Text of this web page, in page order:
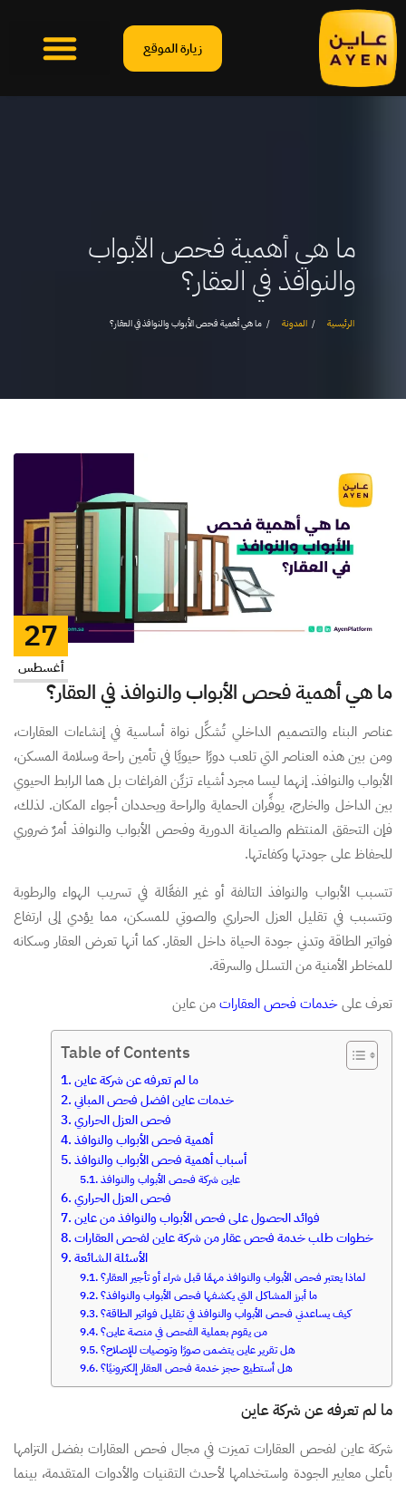
زيارة الموقع
ما هي أهمية فحص الأبواب
والنوافذ في العقار؟
الرئيسية المدونة ما هي أهمية فحص الأبواب والنوافذ في العقار؟
ما هي أهمية فحص الأبواب والنوافذ في العقار؟
عناصر البناء والتصميم الداخلي تُشكِّل نواة أساسية في إنشاءات العقارات،
ومن بين هذه العناصر التي تلعب دورًا حيويًا في تأمين راحة وسلامة المسكن،
الأبواب والنوافذ. إنهما ليسا مجرد أشياء تزيِّن الفراغات بل هما الرابط الحيوي
بين الداخل والخارج، يوفِّران الحماية والراحة ويحددان أجواء المكان. لذلك،
فإن التحقق المنتظم والصيانة الدورية وفحص الأبواب والنوافذ أمرٌ ضروري
للحفاظ على جودتها وكفاءتها.
تتسبب الأبواب والنوافذ التالفة أو غير الفعَّالة في تسريب الهواء والرطوبة
وتتسبب في تقليل العزل الحراري والصوتي للمسكن، مما يؤدي إلى ارتفاع
فواتير الطاقة وتدني جودة الحياة داخل العقار. كما أنها تعرض العقار وسكانه
للمخاطر الأمنية من التسلل والسرقة.
تعرف علىخدمات فحص العقاراتمن عاين
Table of Contents
ما لم تعرفه عن شركة عاين
خدمات عاين افضل فحص المباني
فحص العزل الحراري
أهمية فحص الأبواب والنوافذ
أسباب أهمية فحص الأبواب والنوافذ
عاين شركة فحص الأبواب والنوافذ
فحص العزل الحراري
فوائد الحصول على فحص الأبواب والنوافذ من عاين
خطوات طلب خدمة فحص عقار من شركة عاين لفحص العقارات
الأسئلة الشائعة
لماذا يعتبر فحص الأبواب والنوافذ مهمًا قبل شراء أو تأجير العقار؟
ما أبرز المشاكل التي يكشفها فحص الأبواب والنوافذ؟
كيف يساعدني فحص الأبواب والنوافذ في تقليل فواتير الطاقة؟
من يقوم بعملية الفحص في منصة عاين؟
هل تقرير عاين يتضمن صورًا وتوصيات للإصلاح؟
هل أستطيع حجز خدمة فحص العقار إلكترونيًا؟
ما لم تعرفه عن شركة عاين
شركة عاين لفحص العقارات تميزت في مجال فحص العقارات بفضل التزامها
بأعلى معايير الجودة واستخدامها لأحدث التقنيات والأدوات المتقدمة، بينما
27
أغسطس